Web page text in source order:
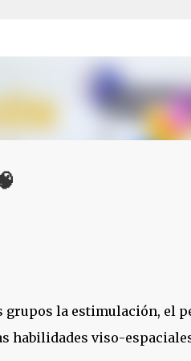
grupos la estimulación, el
habilidades viso-